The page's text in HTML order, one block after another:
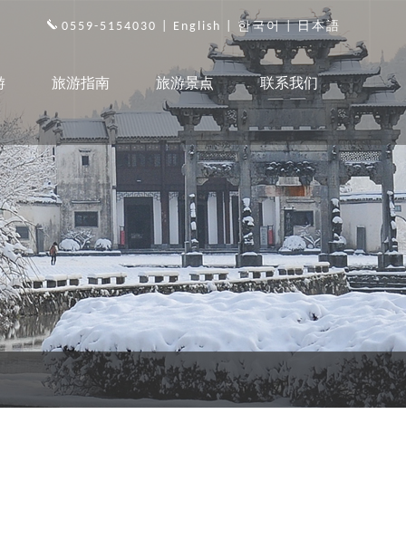
0559-5154030 | English 한국어|日本語
旅游指南 旅游景点 联系我们